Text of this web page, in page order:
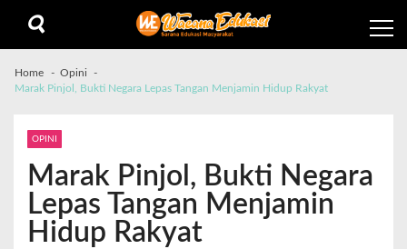
Home
Opini
Marak Pinjol, Bukti Negara Lepas Tangan Menjamin Hidup Rakyat
OPINI
Marak Pinjol, Bukti Negara
Lepas Tangan Menjamin
Hidup Rakyat